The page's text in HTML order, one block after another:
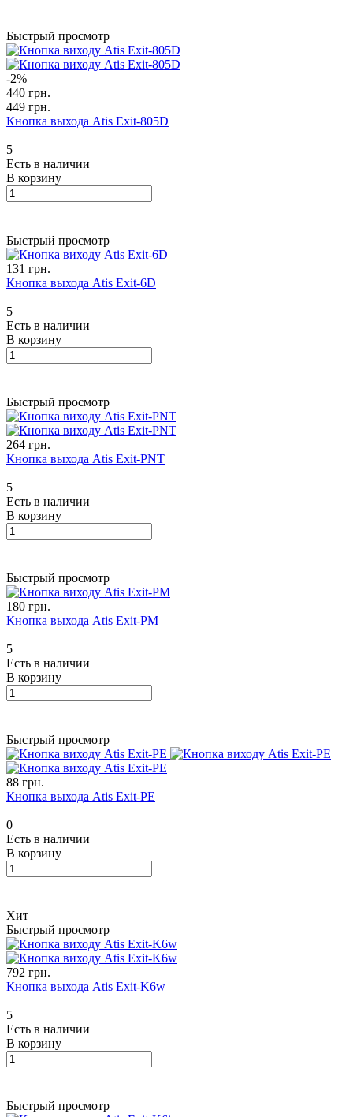
Быстрый просмотр
-2%
440 грн.
449 грн.
Кнопка выхода Atis Exit-805D
5
Есть в наличии
В корзину
Быстрый просмотр
131 грн.
Кнопка выхода Atis Exit-6D
5
Есть в наличии
В корзину
Быстрый просмотр
264 грн.
Кнопка выхода Atis Exit-PNT
5
Есть в наличии
В корзину
Быстрый просмотр
180 грн.
Кнопка выхода Atis Exit-PM
5
Есть в наличии
В корзину
Быстрый просмотр
88 грн.
Кнопка выхода Atis Exit-PE
0
Есть в наличии
В корзину
Хит
Быстрый просмотр
792 грн.
Кнопка выхода Atis Exit-K6w
5
Есть в наличии
В корзину
Быстрый просмотр